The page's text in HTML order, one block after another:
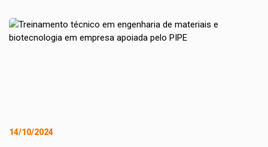
14/10/2024